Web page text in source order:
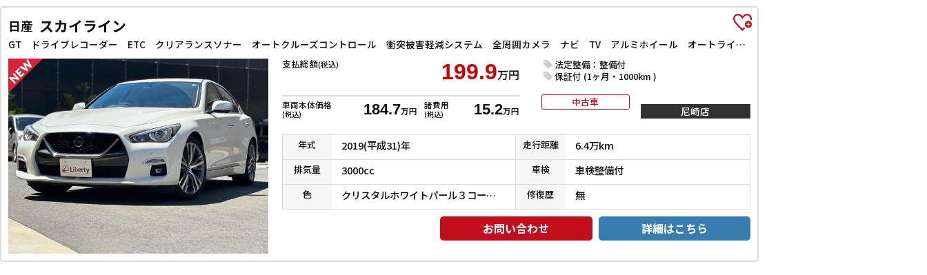
日産 スカイライン
GT ドライブレコーダー ETC クリアランスソナー オートクルーズコントロール 衝突被害軽減システム 全周囲カメラ ナビ TV アルミホイール オートライト LEDヘッドランプ サンルーフ AT
支払総額(税込) 199.9万円
車両本体価格
(税込) 184.7万円
諸費用
(税込) 15.2万円
法定整備：整備付
保証付 (1ヶ月・1000km )
中古車
尼崎店
年式 2019(平成31)年 走行距離 6.4万km
排気量 3000cc 車検 車検整備付
色 クリスタルホワイトパール３コートパール 修復歴 無
お問い合わせ 詳細はこちら